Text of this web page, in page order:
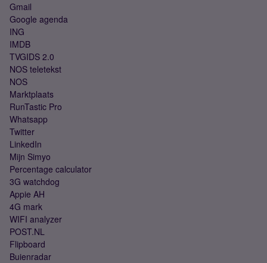
Gmail
Google agenda
ING
IMDB
TVGIDS 2.0
NOS teletekst
NOS
Marktplaats
RunTastic Pro
Whatsapp
Twitter
LinkedIn
Mijn Simyo
Percentage calculator
3G watchdog
Appie AH
4G mark
WIFI analyzer
POST.NL
Flipboard
Buienradar